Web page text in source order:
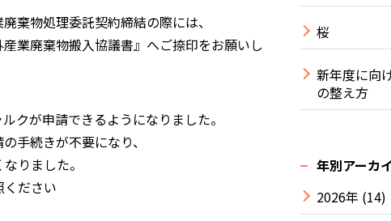
棄物処理委託契約締結の際には、
業廃棄物搬入協議書』へご捺印をお願いし
クが申請できるようになりました。
手続きが不要になり、
りました。
ださい
桜
新年度に向
の整え方
年別アーカ
2026年 (14)